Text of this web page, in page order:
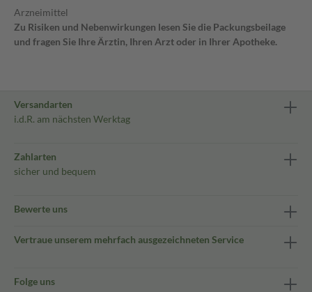
Arzneimittel
Zu Risiken und Nebenwirkungen lesen Sie die Packungsbeilage
und fragen Sie Ihre Ärztin, Ihren Arzt oder in Ihrer Apotheke.
Versandarten
i.d.R. am nächsten Werktag
Zahlarten
sicher und bequem
Bewerte uns
Vertraue unserem mehrfach ausgezeichneten Service
Folge uns